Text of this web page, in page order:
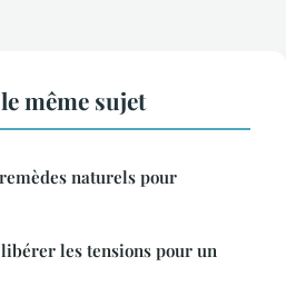
même sujet
naturels pour
les tensions pour un